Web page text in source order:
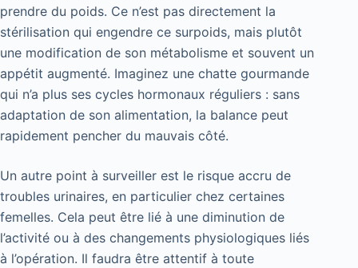
prendre du poids. Ce n’est pas directement la
stérilisation qui engendre ce surpoids, mais plutôt
une modification de son métabolisme et souvent un
appétit augmenté. Imaginez une chatte gourmande
qui n’a plus ses cycles hormonaux réguliers : sans
adaptation de son alimentation, la balance peut
rapidement pencher du mauvais côté.
Un autre point à surveiller est le risque accru de
troubles urinaires, en particulier chez certaines
femelles. Cela peut être lié à une diminution de
l’activité ou à des changements physiologiques liés
à l’opération. Il faudra être attentif à toute